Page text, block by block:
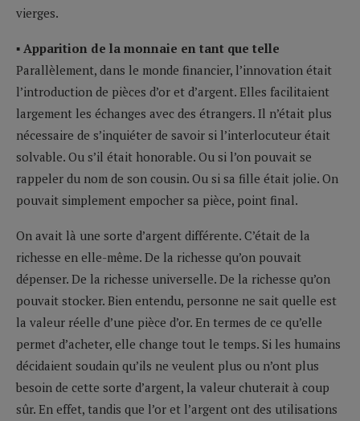
vierges.
▪ Apparition de la monnaie en tant que telle
Parallèlement, dans le monde financier, l’innovation était
l’introduction de pièces d’or et d’argent. Elles facilitaient
largement les échanges avec des étrangers. Il n’était plus
nécessaire de s’inquiéter de savoir si l’interlocuteur était
solvable. Ou s’il était honorable. Ou si l’on pouvait se
rappeler du nom de son cousin. Ou si sa fille était jolie. On
pouvait simplement empocher sa pièce, point final.
On avait là une sorte d’argent différente. C’était de la
richesse en elle-même. De la richesse qu’on pouvait
dépenser. De la richesse universelle. De la richesse qu’on
pouvait stocker. Bien entendu, personne ne sait quelle est
la valeur réelle d’une pièce d’or. En termes de ce qu’elle
permet d’acheter, elle change tout le temps. Si les humains
décidaient soudain qu’ils ne veulent plus ou n’ont plus
besoin de cette sorte d’argent, la valeur chuterait à coup
sûr. En effet, tandis que l’or et l’argent ont des utilisations